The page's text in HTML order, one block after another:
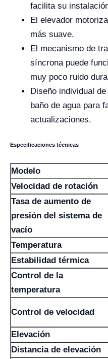
facilita su
El elevador
más suave.
El mecanismo de
síncrona puede
muy poco ruido
Diseño individual
baño de agua para
actualizaciones.
Especificaciones técnicas
Modelo
Velocidad de rotación
Tasa de aumento de
presión del sistema de
vacío
Temperatura
Estabilidad térmica
Control de la
temperatura
Control de velocidad
Elevación
Distancia de elevación